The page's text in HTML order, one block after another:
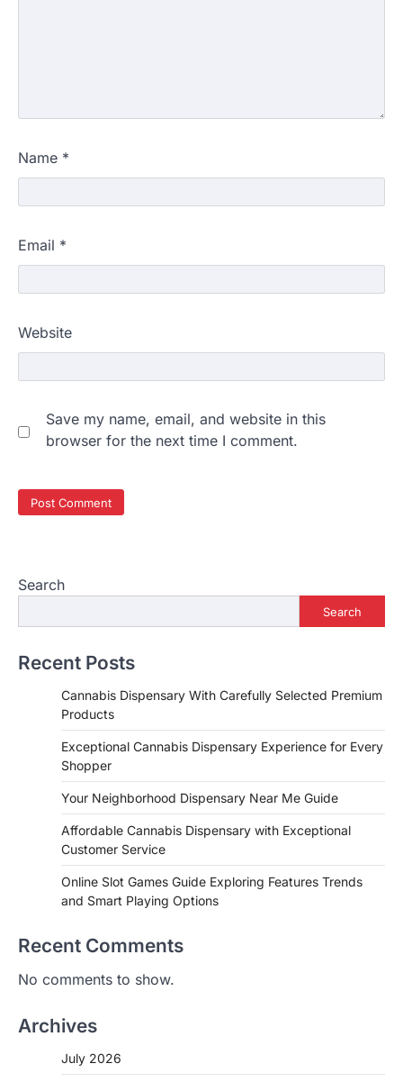
Name *
Email *
Website
Save my name, email, and website in this
browser for the next time I comment.
Search
Search
Recent Posts
Cannabis Dispensary With Carefully Selected Premium
Products
Exceptional Cannabis Dispensary Experience for Every
Shopper
Your Neighborhood Dispensary Near Me Guide
Affordable Cannabis Dispensary with Exceptional
Customer Service
Online Slot Games Guide Exploring Features Trends
and Smart Playing Options
Recent Comments
No comments to show.
Archives
July 2026